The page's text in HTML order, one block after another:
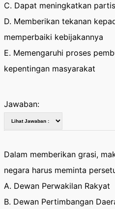
C. Dapat meningkatkan
D. Memberikan tekanan
memperbaiki kebijakannya
E. Memengaruhi proses
kepentingan masyarakat
Jawaban:
Dalam memberikan grasi,
negara harus meminta
A. Dewan Perwakilan Rakyat
B. Dewan Pertimbangan